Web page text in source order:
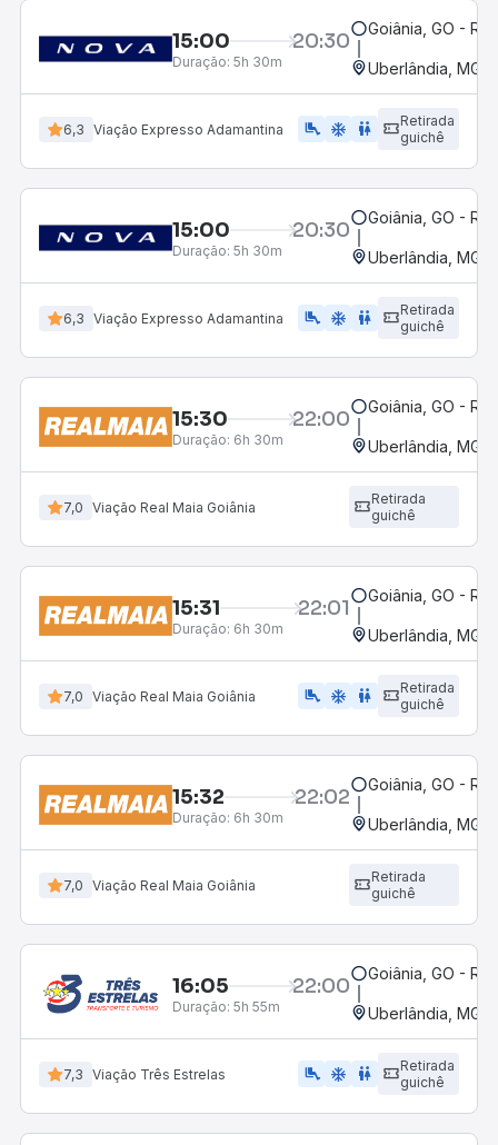
15:00 20:30
Duração: 5h 30m
Goiânia, GO -
Uberlândia, MG -
6,3 Viação Expresso Adamantina airline_seat_legroom_extra ac_unit WC
Retirada
guichê
15:00 20:30
Duração: 5h 30m
Goiânia, GO -
Uberlândia, MG -
6,3 Viação Expresso Adamantina airline_seat_legroom_extra ac_unit wc
Retirada
guichê
15:30 22:00
Duração: 6h 30m
Goiânia, GO -
Uberlândia, MG -
7,0 Viação Real Maia Goiânia
Retirada
guichê
15:31 22:01
Duração: 6h 30m
Goiânia, GO -
Uberlândia, MG -
7,0 Viação Real Maia Goiânia airline_seat_legroom_extra ac_unit wc
Retirada
guichê
15:32 22:02
Duração: 6h 30m
Goiânia, GO -
Uberlândia, MG -
7,0 Viação Real Maia Goiânia
Retirada
guichê
16:05 22:00
Duração: 5h 55m
Goiânia, GO -
Uberlândia, MG -
7,3 Viação Três Estrelas airline_seat_legroom_extra ac_unit WC
Retirada
guichê